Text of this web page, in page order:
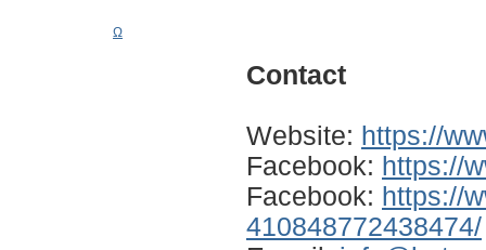
Ω
Contact
Website: https://
Facebook: https://
Facebook: https://
410848772438474/